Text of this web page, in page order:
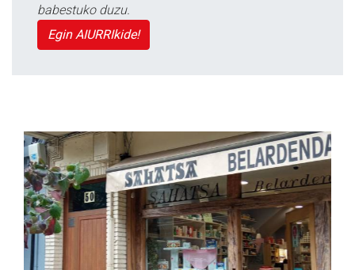
babestuko duzu.
Egin AIURRIkide!